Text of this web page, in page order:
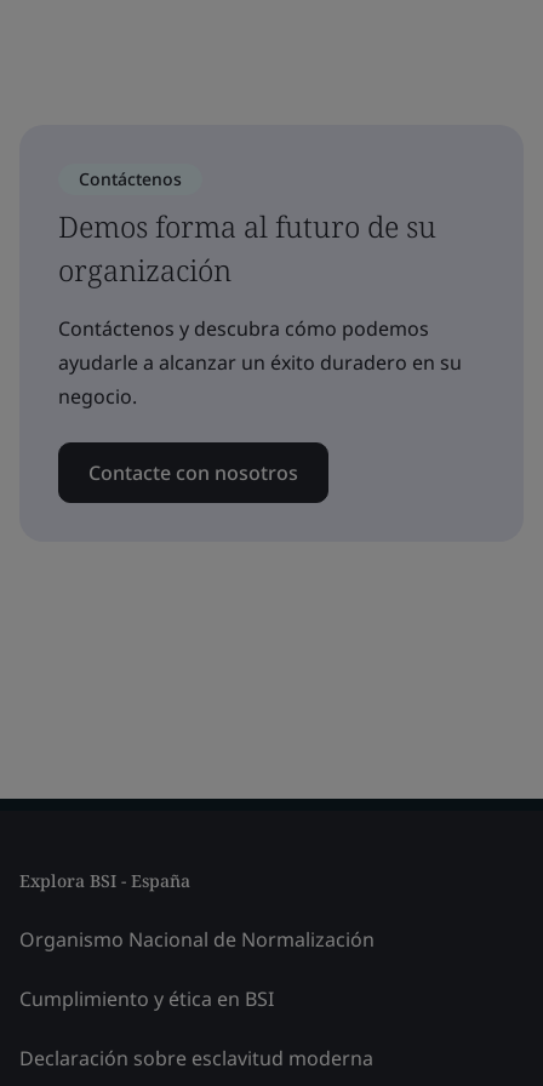
Contáctenos
Demos forma al futuro de su
organización
Contáctenos y descubra cómo podemos
ayudarle a alcanzar un éxito duradero en su
negocio.
Contacte con nosotros
Explora BSI - España
Organismo Nacional de Normalización
Cumplimiento y ética en BSI
Declaración sobre esclavitud moderna